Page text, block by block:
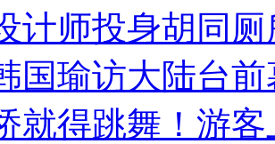
计师投身胡同
国瑜访大陆台
就得跳舞！游客